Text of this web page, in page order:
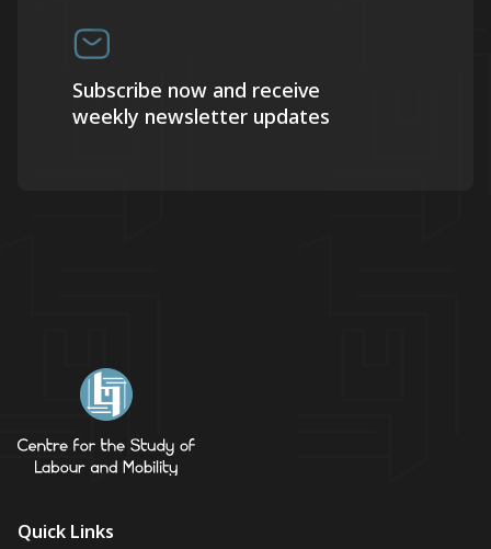
Subscribe now and receive
weekly newsletter updates
Quick Links